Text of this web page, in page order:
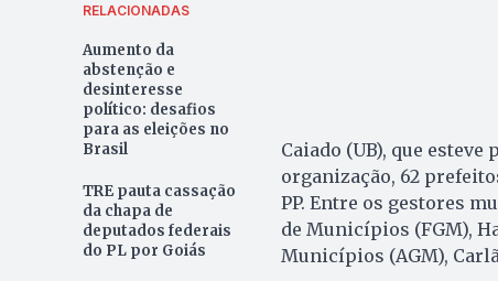
RELACIONADAS
Aumento da
abstenção e
desinteresse
político: desafios
para as eleições no
Brasil
TRE pauta cassação
da chapa de
deputados federais
do PL por Goiás
Caiado (UB), que
organização, 62
PP. Entre os gestores
de Municípios (FGM),
Municípios (AGM),